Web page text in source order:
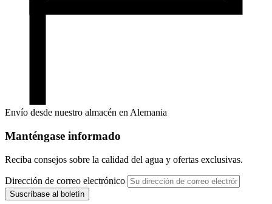
Envío desde nuestro almacén en Alemania
Manténgase informado
Reciba consejos sobre la calidad del agua y ofertas exclusivas.
Dirección de correo electrónico
Suscríbase al boletín